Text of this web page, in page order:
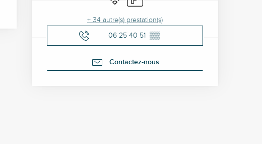
+ 34 autre(s) prestation(s)
06 25 40 51 ▒▒
Contactez-nous